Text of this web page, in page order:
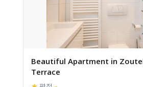
Beautiful Apartment in
Terrace